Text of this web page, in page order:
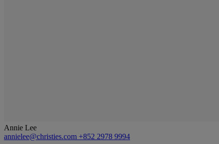
Annie Lee
annielee@christies.com +852 2978 9994